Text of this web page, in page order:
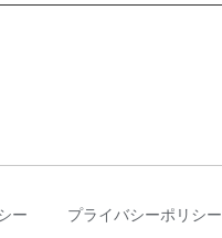
ー プライバシーポリシー